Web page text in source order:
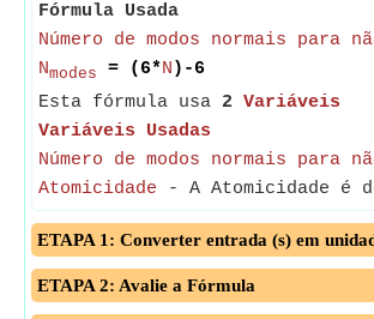
Fórmula Usada
Número de modos normais para
Nmodes = (6*N )-6
Esta fórmula usa 2 Variáveis
Variáveis Usadas
Número de modos normais para
Atomicidade - A Atomicidade é
ETAPA 1: Converter entrada (s) em
ETAPA 2: Avalie a Fórmula